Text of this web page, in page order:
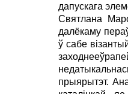
дапускага
Святлана
далёкаму
ў сабе
прыярытэт.